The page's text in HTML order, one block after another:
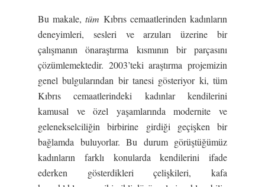
Bu makale,tüm Kıbrıs cemaatlerinden kadınların
deneyimleri, sesleri ve arzuları üzerine bir
çalışmanın önaraştırma kısmının bir parçasını
çözümlemektedir. 2003’teki araştırma projemizin
genel bulgularından bir tanesi gösteriyor ki, tüm
Kıbrıs cemaatlerindeki kadınlar kendilerini
kamusal ve özel yaşamlarında modernite ve
gelenekselciliğin birbirine girdiği geçişken bir
bağlamda buluyorlar. Bu durum görüştüğümüz
kadınların farklı konularda kendilerini ifade
ederken gösterdikleri çelişkileri, kafa